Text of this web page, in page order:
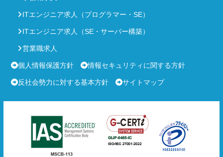
ITエンジニア求人（プログラマー・SE）
ITエンジニア求人（SE・サーバー構築）
営業職求人
個人情報保護方針 情報セキュリティに関する方針
反社会勢力に対する基本方針 サイトマップ